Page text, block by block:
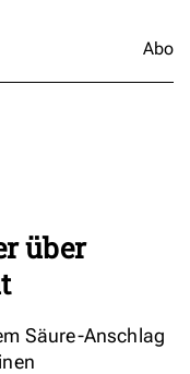
Abo
über
Säure-Anschlag